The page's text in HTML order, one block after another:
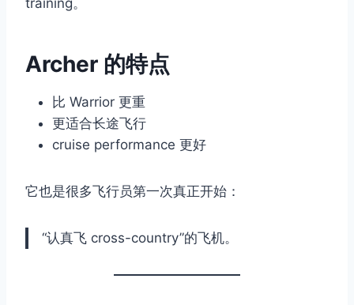
Archer 的特点
比 Warrior 更重
更适合长途飞行
cruise performance 更好
它也是很多飞行员第一次真正开始：
“认真飞 cross-country”的飞机。